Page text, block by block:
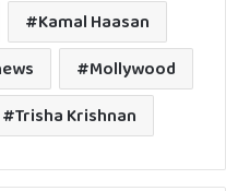
Kamal Haasan
Mollywood
Trisha Krishnan